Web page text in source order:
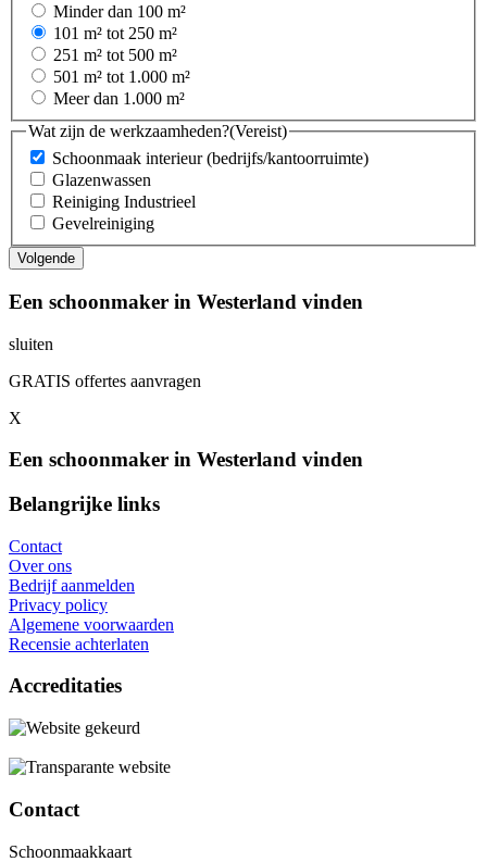
Minder dan 100 m²
101 m² tot 250 m²
251 m² tot 500 m²
501 m² tot 1.000 m²
Meer dan 1.000 m²
Wat zijn de werkzaamheden?(Vereist)
Schoonmaak interieur (bedrijfs/kantoorruimte)
Glazenwassen
Reiniging Industrieel
Gevelreiniging
Een schoonmaker in Westerland vinden
sluiten
GRATIS offertes aanvragen
X
Een schoonmaker in Westerland vinden
Belangrijke links
Contact
Over ons
Bedrijf aanmelden
Privacy policy
Algemene voorwaarden
Recensie achterlaten
Accreditaties
Contact
Schoonmaakkaart